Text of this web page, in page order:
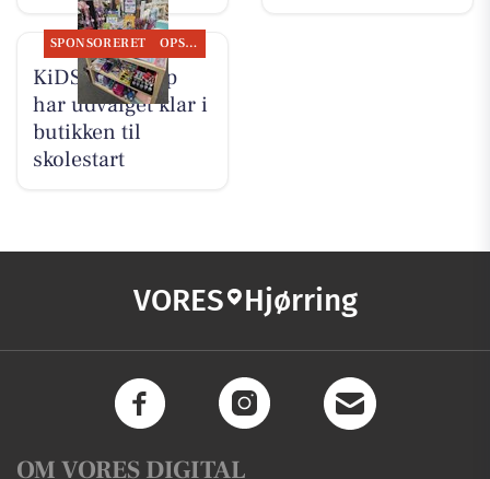
SPONSORERET OPSLAGSTAVLEN
KiDS Coolshop
har udvalget klar i
butikken til
skolestart
VORES Hjørring
OM VORES DIGITAL